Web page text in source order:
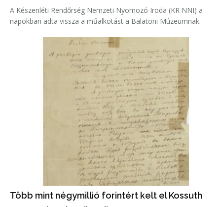
A Készenléti Rendőrség Nemzeti Nyomozó Iroda (KR NNI) a
napokban adta vissza a műalkotást a Balatoni Múzeumnak.
Több mint négymillió forintért kelt el Kossuth